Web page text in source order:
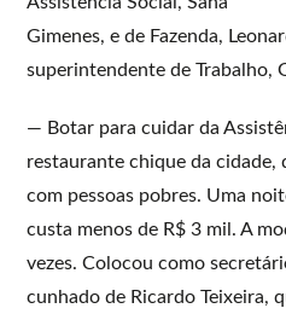
Gimenes, e de Fazenda,
superintendente de Trabalho,
— Botar para cuidar da
restaurante chique da cidade,
com pessoas pobres. Uma
custa menos de R$ 3 mil. A
vezes. Colocou como
cunhado de Ricardo Teixeira,